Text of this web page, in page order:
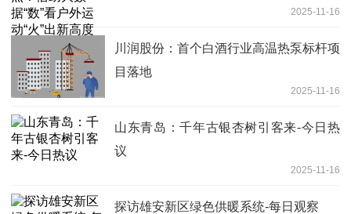
2025-11-16
川润股份：首个白酒行业高温热泵标杆项
目落地
2025-11-16
山东青岛：千年古银杏树引客来-今日热
议
2025-11-16
探访雄安新区绿色供暖系统-每日观察